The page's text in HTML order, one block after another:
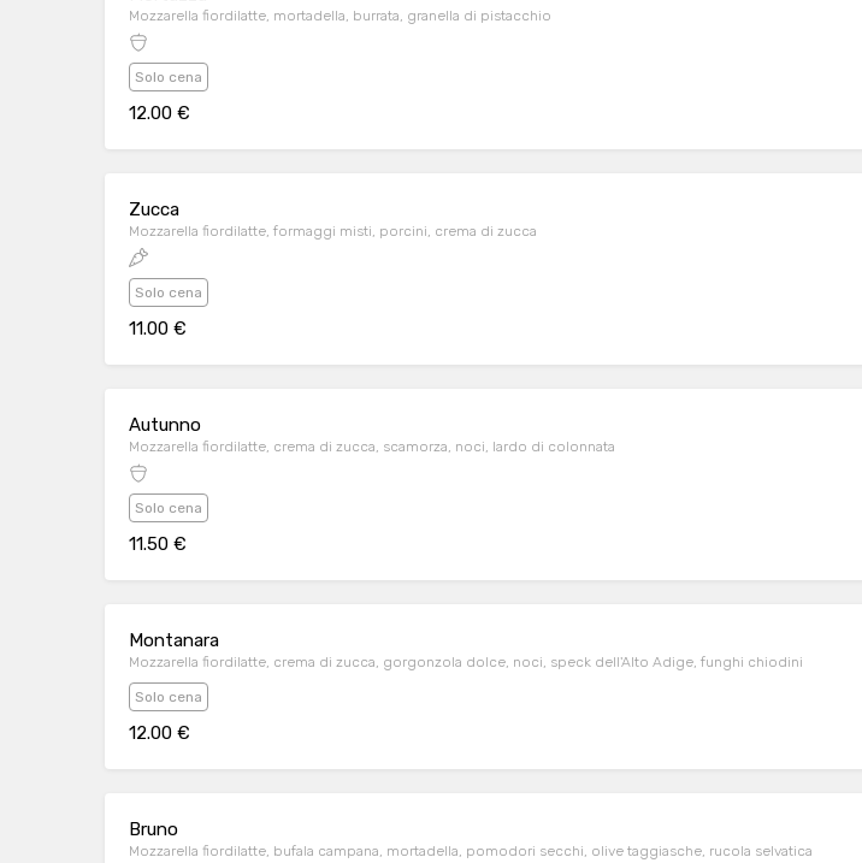
Mozzarella fiordilatte, mortadella, burrata, granella di pistacchio
Solo cena
12.00 €
Zucca
Mozzarella fiordilatte, formaggi misti, porcini, crema di zucca
Solo cena
11.00 €
Autunno
Mozzarella fiordilatte, crema di zucca, scamorza, noci, lardo di colonnata
Solo cena
11.50 €
Montanara
Mozzarella fiordilatte, crema di zucca, gorgonzola dolce, noci, speck dell'Alto Adige, funghi chiodini
Solo cena
12.00 €
Bruno
Mozzarella fiordilatte, bufala campana, mortadella, pomodori secchi, olive taggiasche, rucola selvatica